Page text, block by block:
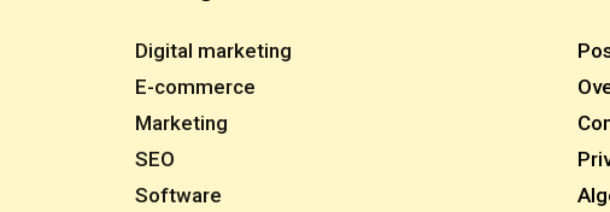
Digital marketing
E-commerce
Marketing
SEO
Software